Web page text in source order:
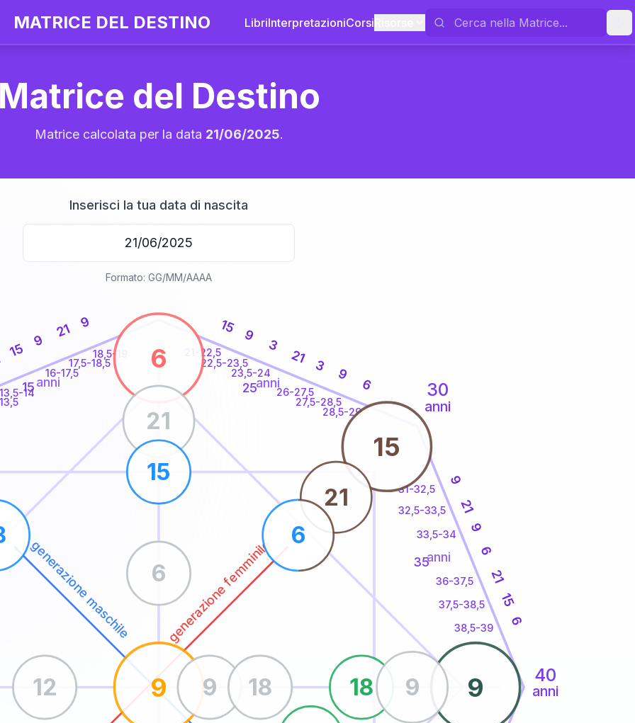
MATRICE DEL DESTINO LibriInterpretazioniCorsi
Matrice del Destino
Matrice calcolata per la data 21/06/2025.
Inserisci la tua data di nascita
Formato: GG/MM/AAAA
generazione maschile generazione femminile
20
30
anni
40
anni
13,5-14
16-17,5
17,5-18,5
18,5-19 21-22,5
22,5-23,5
23,5-24
26-27,5
27,5-28,5
28,5-29
31-32,5
32,5-33,5
33,5-34
36-37,5
37,5-38,5
38,5-39
15 9
21 9 15 9
3
21 3
9
6
9
21
9
6
21
15
6
6
9
9
15
18
21
9
15
9 18
12
6
21
6
15anni 25anni
35anni